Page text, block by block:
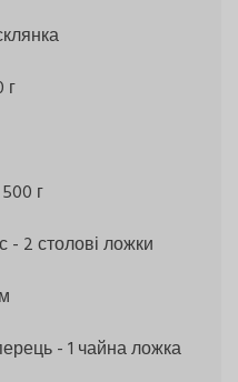
г
г
- 2 столові ложки
- 1 чайна ложка